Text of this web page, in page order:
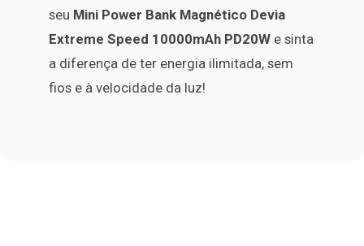
seu Mini Power Bank Magnético Devia
Extreme Speed 10000mAh PD20W e sinta
a diferença de ter energia ilimitada, sem
fios e à velocidade da luz!